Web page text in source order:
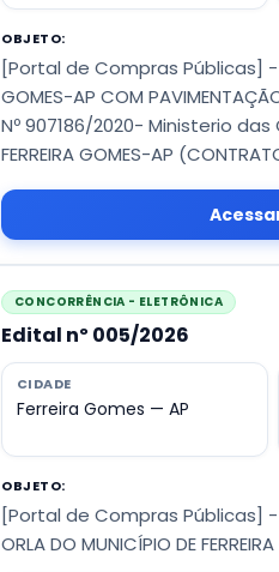
OBJETO:
[Portal de Compras Públicas] -
GOMES-AP COM
Nº 907186/2020- Ministerio das
FERREIRA GOMES-AP
CONCORRÊNCIA - ELETRÔNICA
Edital nº 005/2026
CIDADE
Ferreira Gomes — AP
OBJETO:
[Portal de Compras Públicas] -
ORLA DO MUNICÍPIO DE